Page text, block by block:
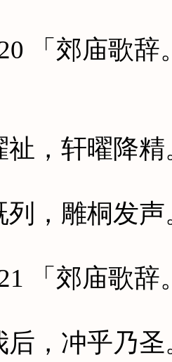
郊庙歌辞
轩曜降精
雕桐发声
郊庙歌辞
冲乎乃圣